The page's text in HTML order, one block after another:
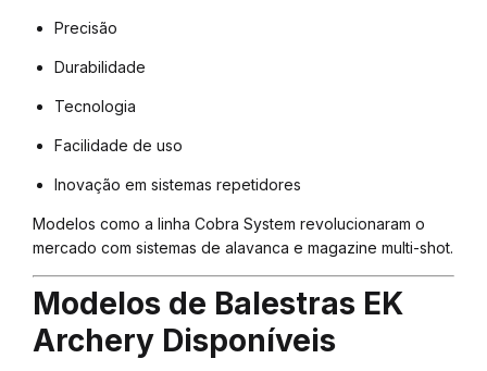
Precisão
Durabilidade
Tecnologia
Facilidade de uso
Inovação em sistemas repetidores
Modelos como a linha Cobra System revolucionaram o
mercado com sistemas de alavanca e magazine multi-shot.
Modelos de Balestras EK
Archery Disponíveis